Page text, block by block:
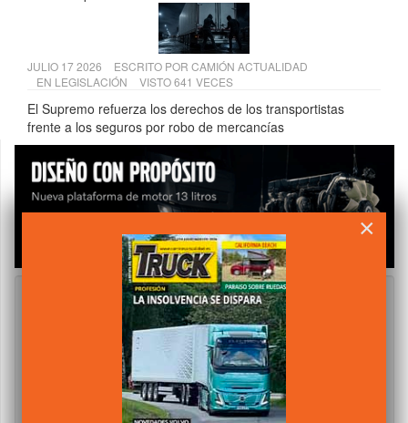
JULIO 17 2026 ESCRITO POR CAMIÓN ACTUALIDAD
EN LEGISLACIÓN VISTO 641 VECES
El Supremo refuerza los derechos de los transportistas
frente a los seguros por robo de mercancías
×